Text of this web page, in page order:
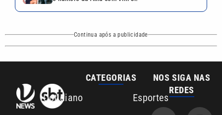
Continua após a publicidade
CATEGORIAS
Cotidiano Esportes
NOS SIGA NAS
REDES